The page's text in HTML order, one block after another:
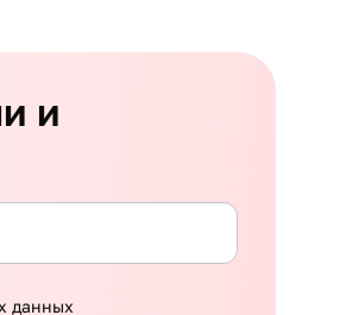
и
данных